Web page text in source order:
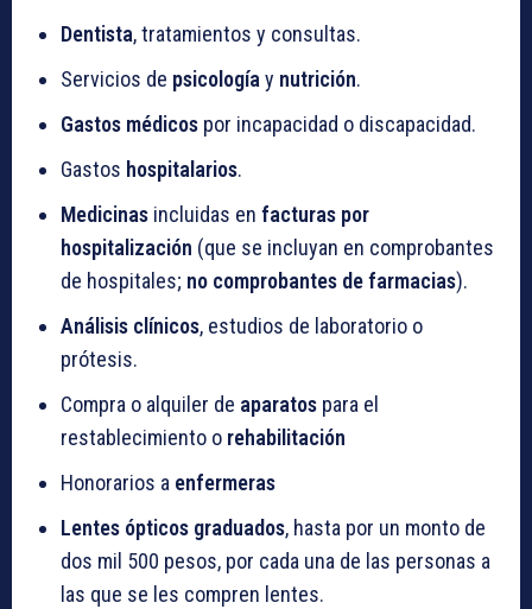
Dentista, tratamientos y consultas.
Servicios de psicologíay nutrición.
Gastos médicos por incapacidad o discapacidad.
Gastos hospitalarios.
Medicinas incluidas en facturas por
hospitalización (que se incluyan en comprobantes
de hospitales; no comprobantes de farmacias).
Análisis clínicos, estudios de laboratorio o
prótesis.
Compra o alquiler de aparatos para el
restablecimiento o rehabilitación
Honorarios a enfermeras
Lentes ópticos graduados, hasta por un monto de
dos mil 500 pesos, por cada una de las personas a
las que se les compren lentes.